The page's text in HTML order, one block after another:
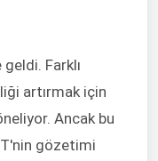
geldi. Farklı
artırmak için
Ancak bu
gözetimi